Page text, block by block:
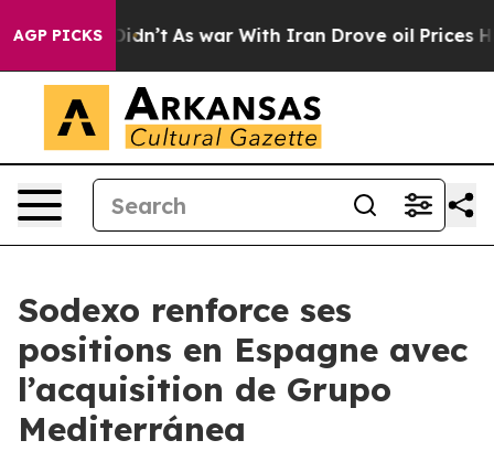
AGP PICKS
it Didn’t As war With Iran Drove oil Prices
Sodexo renforce ses
positions en Espagne avec
l’acquisition de Grupo
Mediterránea